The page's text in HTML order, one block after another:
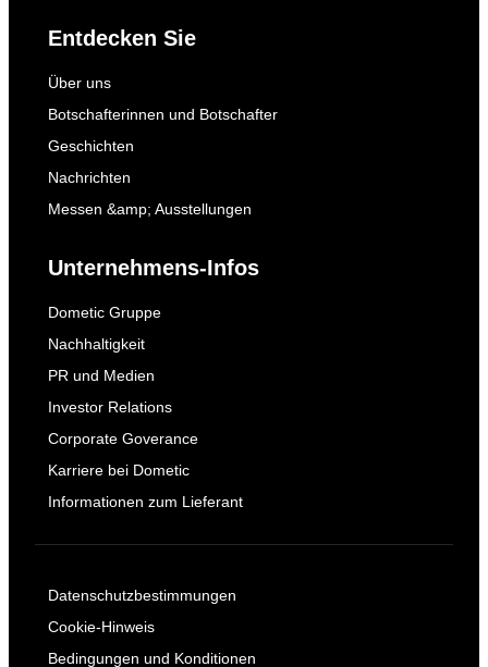
Entdecken Sie
Über uns
Botschafterinnen und Botschafter
Geschichten
Nachrichten
Messen &amp; Ausstellungen
Unternehmens-Infos
Dometic Gruppe
Nachhaltigkeit
PR und Medien
Investor Relations
Corporate Goverance
Karriere bei Dometic
Informationen zum Lieferant
Datenschutzbestimmungen
Cookie-Hinweis
Bedingungen und Konditionen